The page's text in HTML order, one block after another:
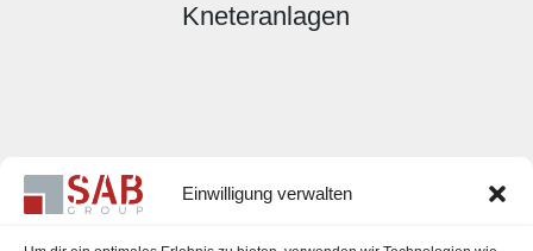
Einwilligung verwalten
Kneteranlagen